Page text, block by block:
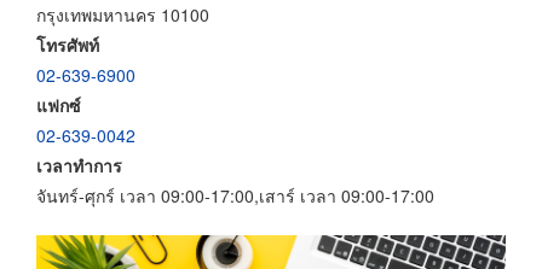
กรุงเทพมหานคร 10100
โทรศัพท์
02-639-6900
แฟกซ์
02-639-0042
เวลาทำการ
จันทร์-ศุกร์ เวลา 09:00-17:00,เสาร์ เวลา 09:00-17:00